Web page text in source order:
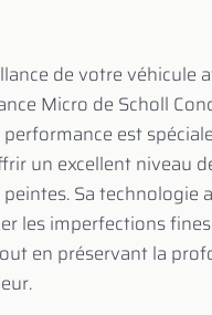
de votre véhicule
Micro de Scholl
est
un excellent niveau
Sa technologie
les imperfections
en préservant la